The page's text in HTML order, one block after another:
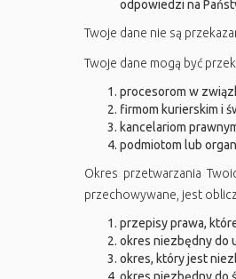
odpowiedzi na
Twoje dane nie są
Twoje dane mogą być
procesorom w
firmom kurierskim i
kancelariom
podmiotom lub
Okres przetwarzania
przechowywane, jest
przepisy prawa,
okres niezbędny do
okres, który jest